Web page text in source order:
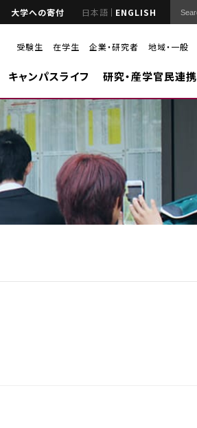
大学への寄付 日本語 ENGLISH
受験生 在学生 企業・研究者 地域・一般
キャンパスライフ 研究・産学官民連携